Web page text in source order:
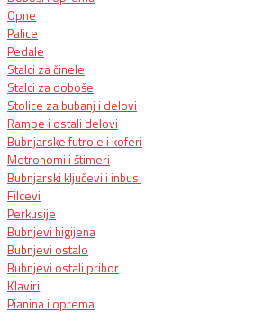
Opne
Palice
Pedale
Stalci za činele
Stalci za doboše
Stolice za bubanj i delovi
Rampe i ostali delovi
Bubnjarske futrole i koferi
Metronomi i štimeri
Bubnjarski ključevi i inbusi
Filcevi
Perkusije
Bubnjevi higijena
Bubnjevi ostalo
Bubnjevi ostali pribor
Klaviri
Pianina i oprema